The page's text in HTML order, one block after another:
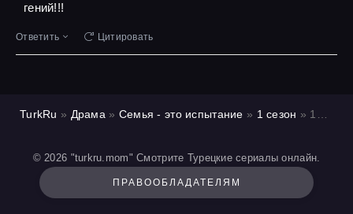
гений!!!
Ответить Цитировать
TurkRu » Драма » Семья - это испытание » 1 сезон » 15 серия
© 2026 "turkru.mom" Смотрите Турецкие сериалы онлайн.
ПРАВООБЛАДАТЕЛЯМ